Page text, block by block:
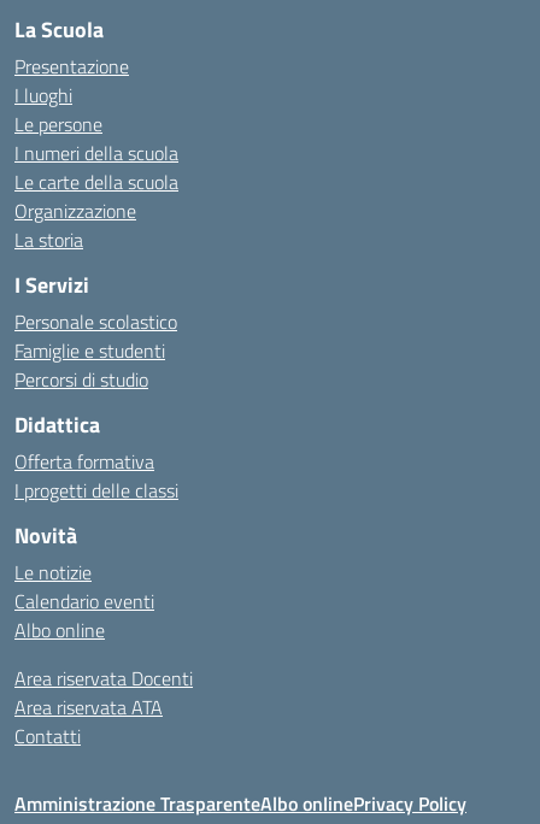
La Scuola
Presentazione
I luoghi
Le persone
I numeri della scuola
Le carte della scuola
Organizzazione
La storia
I Servizi
Personale scolastico
Famiglie e studenti
Percorsi di studio
Didattica
Offerta formativa
I progetti delle classi
Novità
Le notizie
Calendario eventi
Albo online
Area riservata Docenti
Area riservata ATA
Contatti
Amministrazione TrasparenteAlbo onlinePrivacy Policy